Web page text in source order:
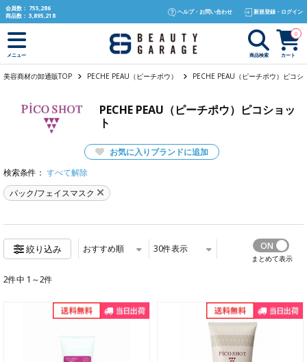
text.skipToContent
text.skipToNavigation
会員数： 755,286
商品数： 3,895,218
ヘルプ・お問い合わせ 新規登録・ログイン
メニュー 商品検索 カート
0
美容商材の卸通販TOP PECHE PEAU（ピーチポウ） PECHE PEAU（ピーチポウ）ピコシ
PECHE PEAU（ピーチポウ）ピコショッ
ト
お気に入りブランドに追加
検索条件： すべて解除
パック/フェイスマスク
絞り込み おすすめ順 30件表示
まとめて表示
2件中 1～2件